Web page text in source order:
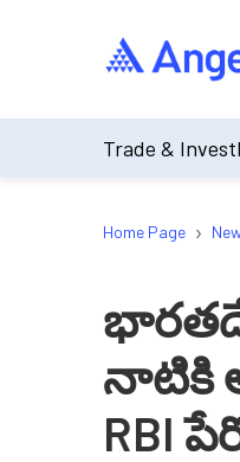
Trade & Invest
Home Page ›
నాటికి
RBI